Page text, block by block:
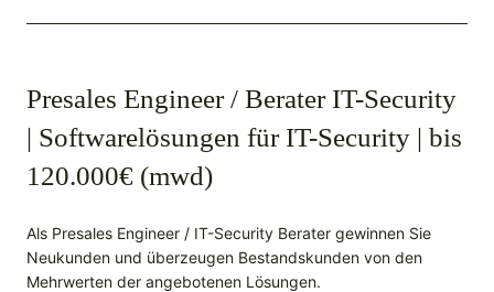
Presales Engineer / Berater IT-Security
| Softwarelösungen für IT-Security | bis
120.000€ (mwd)
Als Presales Engineer / IT-Security Berater gewinnen Sie
Neukunden und überzeugen Bestandskunden von den
Mehrwerten der angebotenen Lösungen.